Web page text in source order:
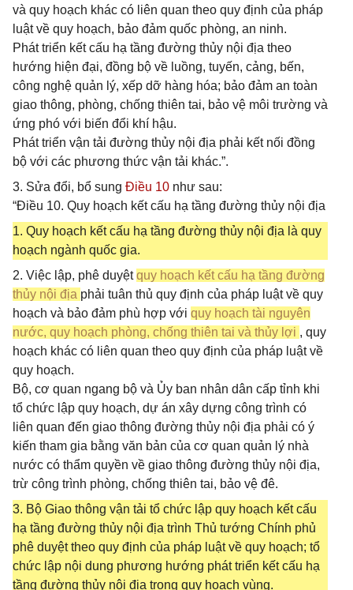
và quy hoạch khác có liên quan theo quy định của pháp
luật về quy hoạch, bảo đảm quốc phòng, an ninh.
Phát triển kết cấu hạ tầng đường thủy nội địa theo
hướng hiện đại, đồng bộ về luồng, tuyến, cảng, bến,
công nghệ quản lý, xếp dỡ hàng hóa; bảo đảm an toàn
giao thông, phòng, chống thiên tai, bảo vệ môi trường và
ứng phó với biến đổi khí hậu.
Phát triển vận tải đường thủy nội địa phải kết nối đồng
bộ với các phương thức vận tải khác.”.
3. Sửa đổi, bổ sung Điều 10 như sau:
“Điều 10. Quy hoạch kết cấu hạ tầng đường thủy nội địa
1. Quy hoạch kết cấu hạ tầng đường thủy nội địa là quy
hoạch ngành quốc gia.
2. Việc lập, phê duyệtquy hoạch kết cấu hạ tầng đường
thủy nội địa phải tuân thủ quy định của pháp luật về quy
hoạch và bảo đảm phù hợp với quy hoạch tài nguyên
nước, quy hoạch phòng, chống thiên tai và thủy lợi , quy
hoạch khác có liên quan theo quy định của pháp luật về
quy hoạch.
Bộ, cơ quan ngang bộ và Ủy ban nhân dân cấp tỉnh khi
tổ chức lập quy hoạch, dự án xây dựng công trình có
liên quan đến giao thông đường thủy nội địa phải có ý
kiến tham gia bằng văn bản của cơ quan quản lý nhà
nước có thẩm quyền về giao thông đường thủy nội địa,
trừ công trình phòng, chống thiên tai, bảo vệ đê.
3. Bộ Giao thông vận tải tổ chức lập quy hoạch kết cấu
hạ tầng đường thủy nội địa trình Thủ tướng Chính phủ
phê duyệt theo quy định của pháp luật về quy hoạch; tổ
chức lập nội dung phương hướng phát triển kết cấu hạ
tầng đường thủy nội địa trong quy hoạch vùng.